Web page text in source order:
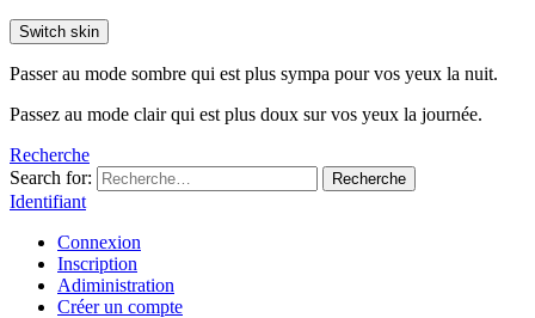
Switch skin
Passer au mode sombre qui est plus sympa pour vos yeux la nuit.
Passez au mode clair qui est plus doux sur vos yeux la journée.
Recherche
Search for:
Recherche
Identifiant
Connexion
Inscription
Adiministration
Créer un compte